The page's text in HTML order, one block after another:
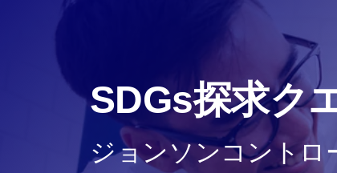
SDGs探求ク
ジョンソンコントロ